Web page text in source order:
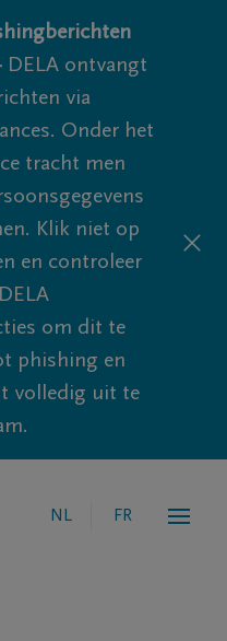
DELA ontvangt
via
Onder het
tracht men
Klik niet op
en controleer
om dit te
phishing en
volledig uit te
NL FR